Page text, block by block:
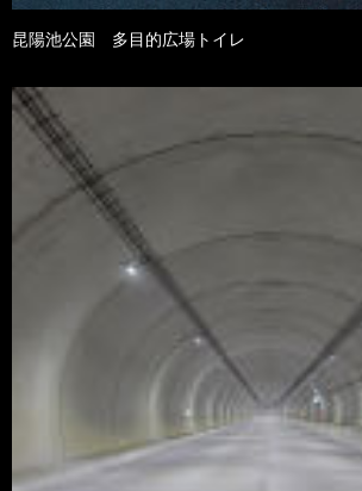
昆陽池公園 多目的広場トイレ